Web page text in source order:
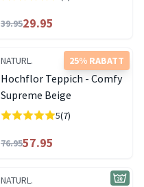
39.9529.95
25% RABATT
NATURL.
Hochflor Teppich - Comfy
Supreme Beige
5(7)
76.9557.95
NATURL.